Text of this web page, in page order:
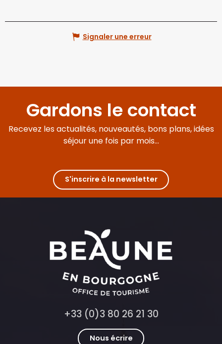
Signaler une erreur
Gardons le contact
Recevez les actualités, nouveautés, bons plans, idées
séjour une fois par mois...
S'inscrire à la newsletter
+33 (0)3 80 26 21 30
Nous écrire